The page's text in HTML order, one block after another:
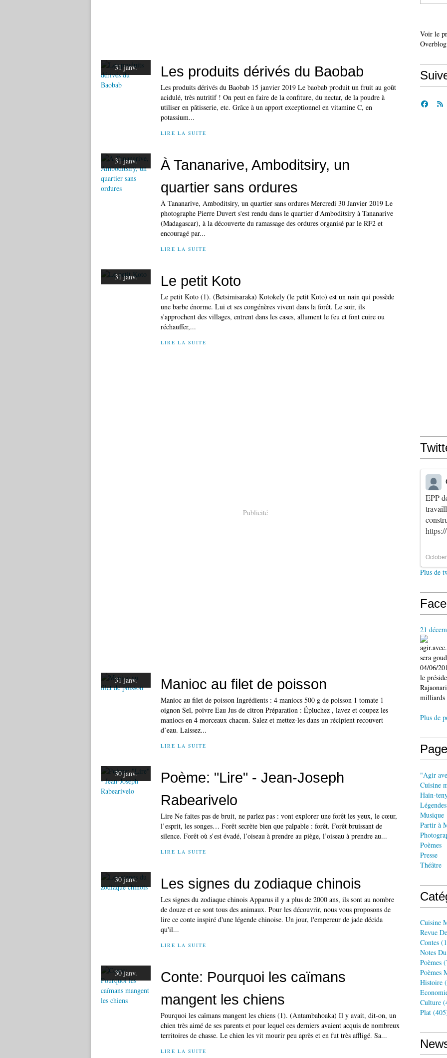
31 janv. Les produits dérivés du Baobab
Les produits dérivés du Baobab 15 janvier 2019 Le baobab produit un fruit au goût
acidulé, très nutritif ! On peut en faire de la confiture, du nectar, de la poudre à
utiliser en pâtisserie, etc. Grâce à un apport exceptionnel en vitamine C, en
potassium...
LIRE LA SUITE
31 janv.
À Tananarive, Amboditsiry, un
quartier sans ordures
À Tananarive, Amboditsiry, un quartier sans ordures Mercredi 30 Janvier 2019 Le
photographe Pierre Duvert s'est rendu dans le quartier d'Amboditsiry à Tananarive
(Madagascar), à la découverte du ramassage des ordures organisé par le RF2 et
encouragé par...
LIRE LA SUITE
31 janv. Le petit Koto
Le petit Koto (1). (Betsimisaraka) Kotokely (le petit Koto) est un nain qui possède
une barbe énorme. Lui et ses congénères vivent dans la forêt. Le soir, ils
s'approchent des villages, entrent dans les cases, allument le feu et font cuire ou
réchauffer,...
LIRE LA SUITE
Publicité
31 janv. Manioc au filet de poisson
Manioc au filet de poisson Ingrédients : 4 maniocs 500 g de poisson 1 tomate 1
oignon Sel, poivre Eau Jus de citron Préparation : Épluchez , lavez et coupez les
maniocs en 4 morceaux chacun. Salez et mettez-les dans un récipient recouvert
d’eau. Laissez...
LIRE LA SUITE
30 janv.
Poème: "Lire" - Jean-Joseph
Rabearivelo
Lire Ne faites pas de bruit, ne parlez pas : vont explorer une forêt les yeux, le cœur,
l’esprit, les songes… Forêt secrète bien que palpable : forêt. Forêt bruissant de
silence. Forêt où s’est évadé, l’oiseau à prendre au piège, l’oiseau à prendre au...
LIRE LA SUITE
30 janv. Les signes du zodiaque chinois
Les signes du zodiaque chinois Apparus il y a plus de 2000 ans, ils sont au nombre
de douze et ce sont tous des animaux. Pour les découvrir, nous vous proposons de
lire ce conte inspiré d'une légende chinoise. Un jour, l'empereur de jade décida
qu'il...
LIRE LA SUITE
30 janv.
Conte: Pourquoi les caïmans
mangent les chiens
Pourquoi les caïmans mangent les chiens (1). (Antambahoaka) Il y avait, dit-on, un
chien très aimé de ses parents et pour lequel ces derniers avaient acquis de nombreux
territoires de chasse. Le chien les vit mourir peu après et en fut très affligé. Sa...
LIRE LA SUITE
Voir le
Overblog
EPP
Plus de
21
sera
04/06/
le
milliards
Plus de
"Agir
Cuisine
Hain-
Légendes
Musique
Partir à
Poèmes
Presse
Théâtre
Cuisine
Revue
Contes
Notes Du
Poèmes
Poèmes
Histoire
Culture
Plat